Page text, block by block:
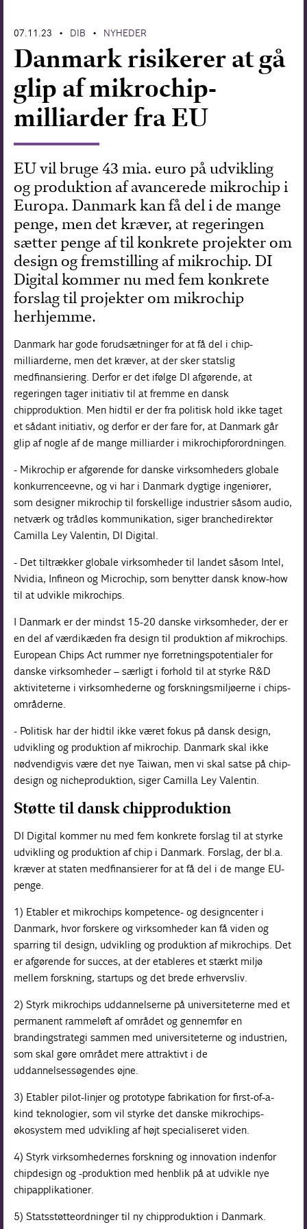
07.11.23 • DIB • NYHEDER
Danmark risikerer at gå
glip af mikrochip-
milliarder fra EU
EU vil bruge 43 mia. euro på udvikling
og produktion af avancerede mikrochip i
Europa. Danmark kan få del i de mange
penge, men det kræver, at regeringen
sætter penge af til konkrete projekter om
design og fremstilling af mikrochip. DI
Digital kommer nu med fem konkrete
forslag til projekter om mikrochip
herhjemme.
Danmark har gode forudsætninger for at få del i chip-
milliarderne, men det kræver, at der sker statslig
medfinansiering. Derfor er det ifølge DI afgørende, at
regeringen tager initiativ til at fremme en dansk
chipproduktion. Men hidtil er der fra politisk hold ikke taget
et sådant initiativ, og derfor er der fare for, at Danmark går
glip af nogle af de mange milliarder i mikrochipforordningen.
- Mikrochip er afgørende for danske virksomheders globale
konkurrenceevne, og vi har i Danmark dygtige ingeniører,
som designer mikrochip til forskellige industrier såsom audio,
netværk og trådløs kommunikation, siger branchedirektør
Camilla Ley Valentin, DI Digital.
- Det tiltrækker globale virksomheder til landet såsom Intel,
Nvidia, Infineon og Microchip, som benytter dansk know-how
til at udvikle mikrochips.
I Danmark er der mindst 15-20 danske virksomheder, der er
en del af værdikæden fra design til produktion af mikrochips.
European Chips Act rummer nye forretningspotentialer for
danske virksomheder – særligt i forhold til at styrke R&D
aktiviteterne i virksomhederne og forskningsmiljøerne i chips-
områderne.
- Politisk har der hidtil ikke været fokus på dansk design,
udvikling og produktion af mikrochip. Danmark skal ikke
nødvendigvis være det nye Taiwan, men vi skal satse på chip-
design og nicheproduktion, siger Camilla Ley Valentin.
Støtte til dansk chipproduktion
DI Digital kommer nu med fem konkrete forslag til at styrke
udvikling og produktion af chip i Danmark. Forslag, der bl.a.
kræver at staten medfinansierer for at få del i de mange EU-
penge.
1) Etabler et mikrochips kompetence- og designcenter i
Danmark, hvor forskere og virksomheder kan få viden og
sparring til design, udvikling og produktion af mikrochips. Det
er afgørende for succes, at der etableres et stærkt miljø
mellem forskning, startups og det brede erhvervsliv.
2) Styrk mikrochips uddannelserne på universiteterne med et
permanent rammeløft af området og gennemfør en
brandingstrategi sammen med universiteterne og industrien,
som skal gøre området mere attraktivt i de
uddannelsessøgendes øjne.
3) Etabler pilot-linjer og prototype fabrikation for first-of-a-
kind teknologier, som vil styrke det danske mikrochips-
økosystem med udvikling af højt specialiseret viden.
4) Styrk virksomhedernes forskning og innovation indenfor
chipdesign og -produktion med henblik på at udvikle nye
chipapplikationer.
5) Statsstøtteordninger til ny chipproduktion i Danmark.